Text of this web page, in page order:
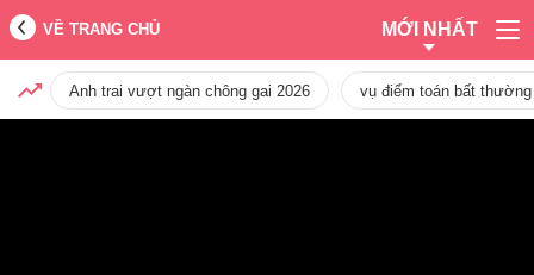
VỀ TRANG CHỦ MỚI NHẤT
Anh trai vượt ngàn chông gai 2026 vụ điểm toán bất